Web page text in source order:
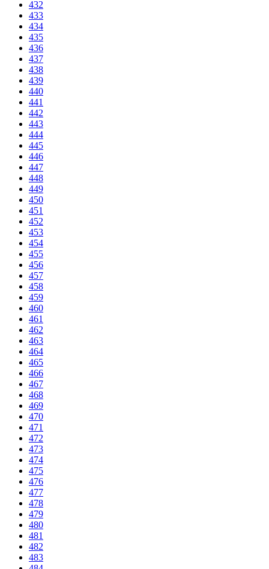
432
433
434
435
436
437
438
439
440
441
442
443
444
445
446
447
448
449
450
451
452
453
454
455
456
457
458
459
460
461
462
463
464
465
466
467
468
469
470
471
472
473
474
475
476
477
478
479
480
481
482
483